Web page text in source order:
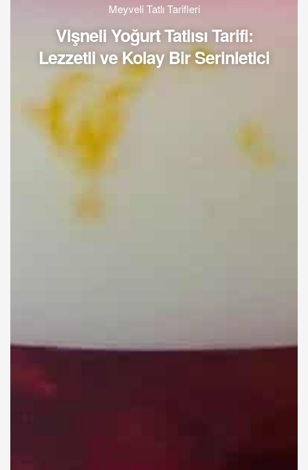
Meyveli Tatlı Tarifleri
Vişneli Yoğurt Tatlısı Tarifi:
Lezzetli ve Kolay Bir Serinletici